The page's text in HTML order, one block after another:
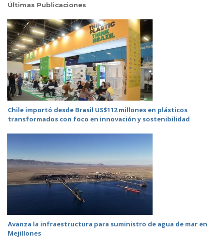
Últimas Publicaciones
Chile importó desde Brasil US$112 millones en plásticos
transformados con foco en innovación y sostenibilidad
Avanza la infraestructura para suministro de agua de mar en
Mejillones